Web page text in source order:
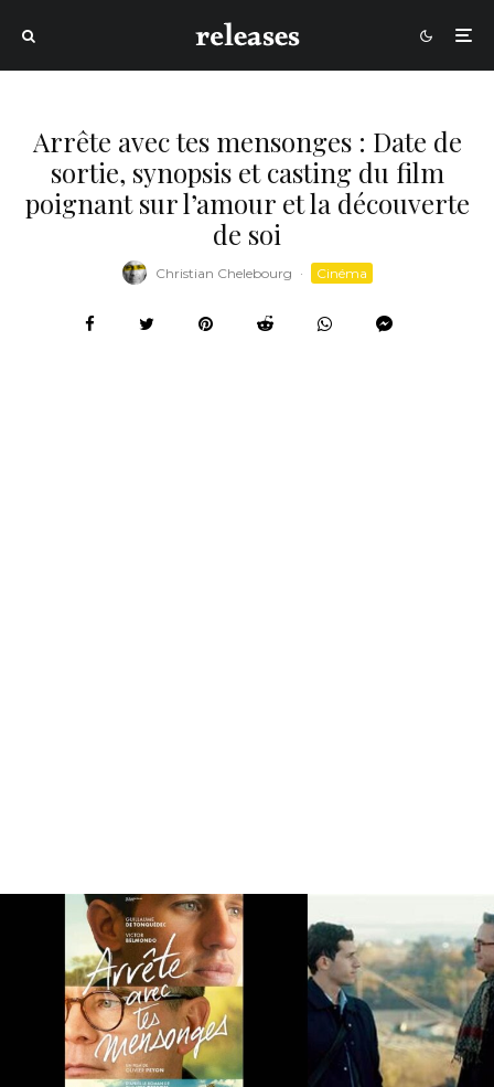
Arrête avec tes mensonges : Date de
sortie, synopsis et casting du film
poignant sur l’amour et la découverte
de soi
Christian Chelebourg · Cinéma